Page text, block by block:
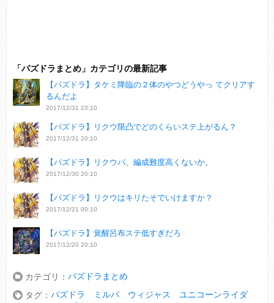
「パズドラまとめ」カテゴリの最新記事
【パズドラ】タケミ降臨の２体のやつどうやっ てクリアす
るんだよ
2017/12/31 23:10
【パズドラ】リクウ限凸でどのくらいステ上がるん？
2017/12/31 20:10
【パズドラ】リクウパ、編成難度高くないか。
2017/12/30 20:10
【パズドラ】リクウはキリたそでいけますか？
2017/12/21 00:10
【パズドラ】覚醒呂布ステ低すぎだろ
2017/12/20 20:10
カテゴリ： パズドラまとめ
タグ： パズドラ ミルパ ウィジャス ユニコーンライダ